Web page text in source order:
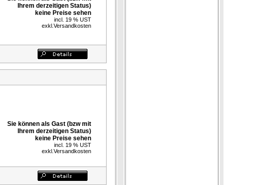
Ihrem derzeitigen Status)
keine Preise sehen
incl. 19 % UST
exkl. Versandkosten
Sie können als Gast (bzw mit
Ihrem derzeitigen Status)
keine Preise sehen
incl. 19 % UST
exkl. Versandkosten